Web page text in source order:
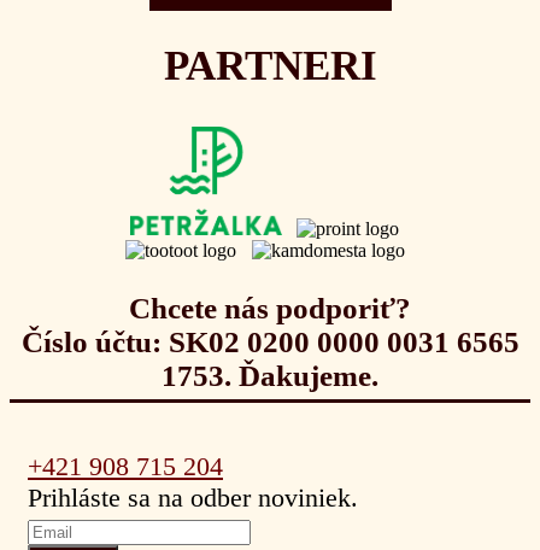
PARTNERI
Chcete nás podporiť?
Číslo účtu: SK02 0200 0000 0031 6565
1753. Ďakujeme.
+421 908 715 204
Prihláste sa na odber noviniek.